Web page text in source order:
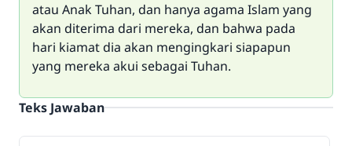
atau Anak Tuhan, dan hanya agama Islam yang
akan diterima dari mereka, dan bahwa pada
hari kiamat dia akan mengingkari siapapun
yang mereka akui sebagai Tuhan.
Teks Jawaban